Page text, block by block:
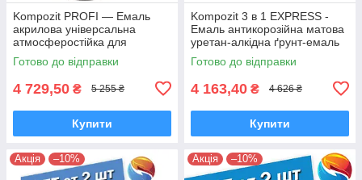
Kompozit PROFI — Емаль
акрилова універсальна
атмосферостійка для
дерев'яних, металевих і
мінеральних поверхонь
Готово до відправки
4 729,50 ₴ 5 255 ₴
Купити
Kompozit 3 в 1 EXPRESS -
Емаль антикорозійна матова
уретан-алкідна ґрунт-емаль
Готово до відправки
4 163,40 ₴ 4 626 ₴
Купити
Акція –10% Акція –10%